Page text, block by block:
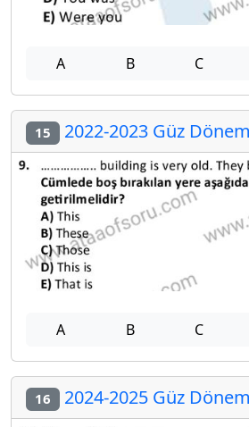
A B C
15 2022-2023 Güz
A B C
16 2024-2025 Güz